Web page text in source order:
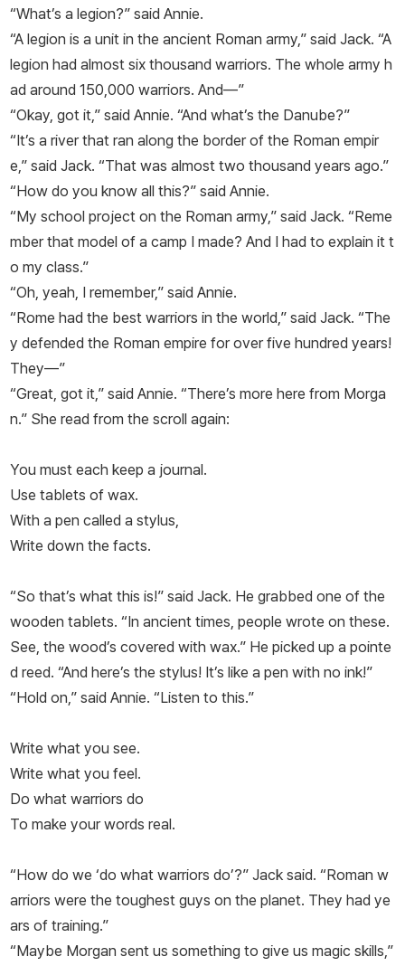
“What’s a legion?” said Annie.
“A legion is a unit in the ancient Roman army,” said Jack. “A
legion had almost six thousand warriors. The whole army h
ad around 150,000 warriors. And—”
“Okay, got it,” said Annie. “And what’s the Danube?”
“It’s a river that ran along the border of the Roman empir
e,” said Jack. “That was almost two thousand years ago.”
“How do you know all this?” said Annie.
“My school project on the Roman army,” said Jack. “Reme
mber that model of a camp I made? And I had to explain it t
o my class.”
“Oh, yeah, I remember,” said Annie.
“Rome had the best warriors in the world,” said Jack. “The
y defended the Roman empire for over five hundred years!
They—”
“Great, got it,” said Annie. “There’s more here from Morga
n.” She read from the scroll again:
You must each keep a journal.
Use tablets of wax.
With a pen called a stylus,
Write down the facts.
“So that’s what this is!” said Jack. He grabbed one of the
wooden tablets. “In ancient times, people wrote on these.
See, the wood’s covered with wax.” He picked up a pointe
d reed. “And here’s the stylus! It’s like a pen with no ink!”
“Hold on,” said Annie. “Listen to this.”
Write what you see.
Write what you feel.
Do what warriors do
To make your words real.
“How do we ‘do what warriors do’?” Jack said. “Roman w
arriors were the toughest guys on the planet. They had ye
ars of training.”
“Maybe Morgan sent us something to give us magic skills,”